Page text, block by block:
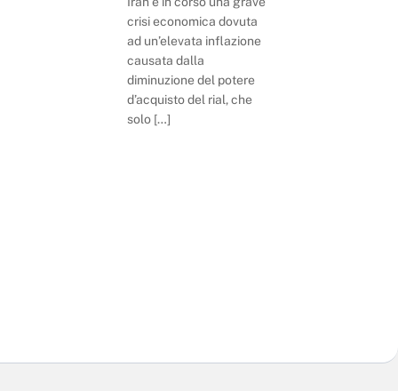
crisi economica dovuta
ad un’elevata inflazione
causata dalla
diminuzione del potere
d’acquisto del rial, che
solo […]